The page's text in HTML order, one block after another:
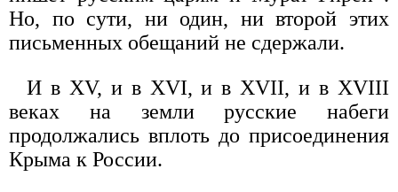
Но, по сути, ни один, ни второй этих
письменных обещаний не сдержали.
И в XV, и в XVI, и в XVII, и в XVIII
веках на земли русские набеги
продолжались вплоть до присоединения
Крыма к России.